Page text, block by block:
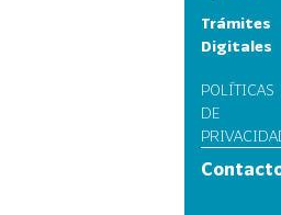
Trámites
Digitales
POLÍTICAS
DE